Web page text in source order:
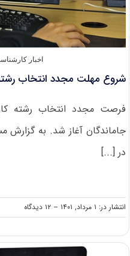
اخبار
شروع مهلت مجدد انتخاب رشته
جاماندگان آغاز شد. به گزارش
در [...]
انتشار در: ۱ مرداد, ۱۴۰۱ -- ۱۲ دیدگاه
on
شروع
مجدد
انتخاب